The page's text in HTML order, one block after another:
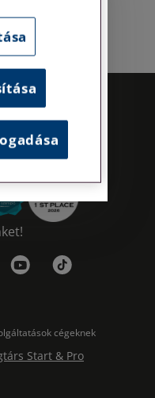
cégeknek
Start & Pro
telefonon
után,
körút